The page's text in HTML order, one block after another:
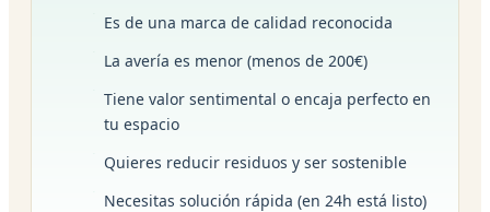
Es de una marca de calidad reconocida
La avería es menor (menos de 200€)
Tiene valor sentimental o encaja perfecto en
tu espacio
Quieres reducir residuos y ser sostenible
Necesitas solución rápida (en 24h está listo)